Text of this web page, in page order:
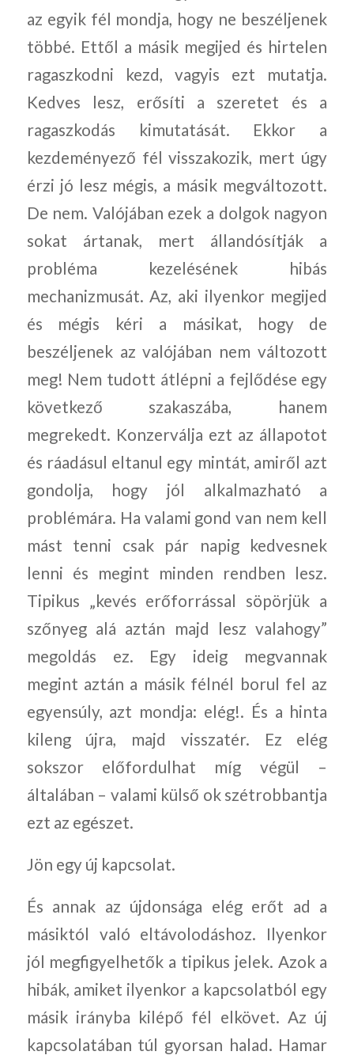
az egyik fél mondja, hogy ne beszéljenek
többé. Ettől a másik megijed és hirtelen
ragaszkodni kezd, vagyis ezt mutatja.
Kedves lesz, erősíti a szeretet és a
ragaszkodás kimutatását. Ekkor a
kezdeményező fél visszakozik, mert úgy
érzi jó lesz mégis, a másik megváltozott.
De nem. Valójában ezek a dolgok nagyon
sokat ártanak, mert állandósítják a
probléma kezelésének hibás
mechanizmusát. Az, aki ilyenkor megijed
és mégis kéri a másikat, hogy de
beszéljenek az valójában nem változott
meg! Nem tudott átlépni a fejlődése egy
következő szakaszába, hanem
megrekedt. Konzerválja ezt az állapotot
és ráadásul eltanul egy mintát, amiről azt
gondolja, hogy jól alkalmazható a
problémára. Ha valami gond van nem kell
mást tenni csak pár napig kedvesnek
lenni és megint minden rendben lesz.
Tipikus „kevés erőforrással söpörjük a
szőnyeg alá aztán majd lesz valahogy”
megoldás ez. Egy ideig megvannak
megint aztán a másik félnél borul fel az
egyensúly, azt mondja: elég!. És a hinta
kileng újra, majd visszatér. Ez elég
sokszor előfordulhat míg végül –
általában – valami külső ok szétrobbantja
ezt az egészet.
Jön egy új kapcsolat.
És annak az újdonsága elég erőt ad a
másiktól való eltávolodáshoz. Ilyenkor
jól megfigyelhetők a tipikus jelek. Azok a
hibák, amiket ilyenkor a kapcsolatból egy
másik irányba kilépő fél elkövet. Az új
kapcsolatában túl gyorsan halad. Hamar